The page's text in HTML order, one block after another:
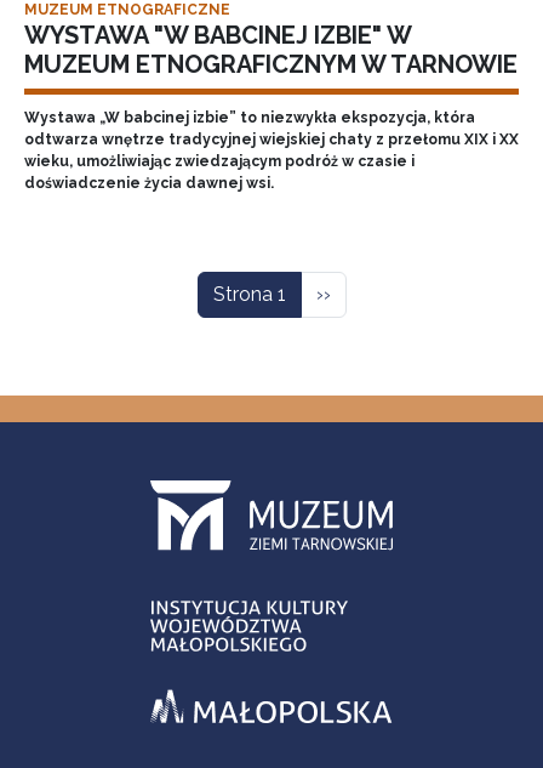
MUZEUM ETNOGRAFICZNE
WYSTAWA "W BABCINEJ IZBIE" W
MUZEUM ETNOGRAFICZNYM W TARNOWIE
Wystawa „W babcinej izbie” to niezwykła ekspozycja, która
odtwarza wnętrze tradycyjnej wiejskiej chaty z przełomu XIX i XX
wieku, umożliwiając zwiedzającym podróż w czasie i
doświadczenie życia dawnej wsi.
Strona 1 Następna strona
››